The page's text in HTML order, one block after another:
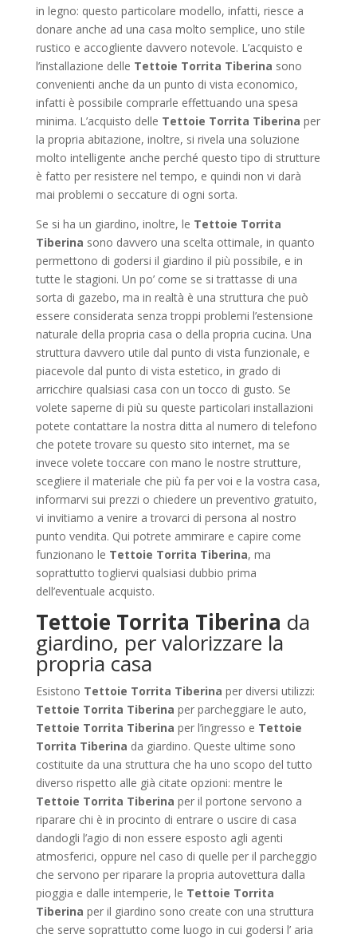
in legno: questo particolare modello, infatti, riesce a
donare anche ad una casa molto semplice, uno stile
rustico e accogliente davvero notevole. L’acquisto e
l’installazione delle Tettoie Torrita Tiberina sono
convenienti anche da un punto di vista economico,
infatti è possibile comprarle effettuando una spesa
minima. L’acquisto delle Tettoie Torrita Tiberina per
la propria abitazione, inoltre, si rivela una soluzione
molto intelligente anche perché questo tipo di strutture
è fatto per resistere nel tempo, e quindi non vi darà
mai problemi o seccature di ogni sorta.
Se si ha un giardino, inoltre, le Tettoie Torrita
Tiberina sono davvero una scelta ottimale, in quanto
permettono di godersi il giardino il più possibile, e in
tutte le stagioni. Un po’ come se si trattasse di una
sorta di gazebo, ma in realtà è una struttura che può
essere considerata senza troppi problemi l’estensione
naturale della propria casa o della propria cucina. Una
struttura davvero utile dal punto di vista funzionale, e
piacevole dal punto di vista estetico, in grado di
arricchire qualsiasi casa con un tocco di gusto. Se
volete saperne di più su queste particolari installazioni
potete contattare la nostra ditta al numero di telefono
che potete trovare su questo sito internet, ma se
invece volete toccare con mano le nostre strutture,
scegliere il materiale che più fa per voi e la vostra casa,
informarvi sui prezzi o chiedere un preventivo gratuito,
vi invitiamo a venire a trovarci di persona al nostro
punto vendita. Qui potrete ammirare e capire come
funzionano le Tettoie Torrita Tiberina, ma
soprattutto togliervi qualsiasi dubbio prima
dell’eventuale acquisto.
Tettoie Torrita Tiberina da
giardino, per valorizzare la
propria casa
Esistono Tettoie Torrita Tiberina per diversi utilizzi:
Tettoie Torrita Tiberina per parcheggiare le auto,
Tettoie Torrita Tiberina per l’ingresso e Tettoie
Torrita Tiberina da giardino. Queste ultime sono
costituite da una struttura che ha uno scopo del tutto
diverso rispetto alle già citate opzioni: mentre le
Tettoie Torrita Tiberina per il portone servono a
riparare chi è in procinto di entrare o uscire di casa
dandogli l’agio di non essere esposto agli agenti
atmosferici, oppure nel caso di quelle per il parcheggio
che servono per riparare la propria autovettura dalla
pioggia e dalle intemperie, le Tettoie Torrita
Tiberina per il giardino sono create con una struttura
che serve soprattutto come luogo in cui godersi l’ aria